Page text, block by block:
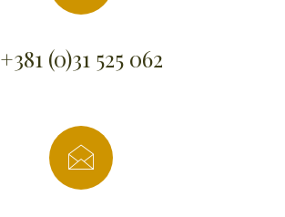
+381 (0)31 525 062